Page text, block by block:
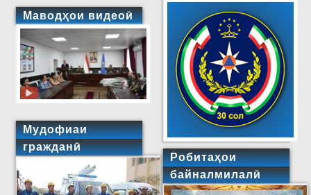
Маводҳои видеоӣ
Мудофиаи
гражданӣ
Робитаҳои
байналмилалӣ